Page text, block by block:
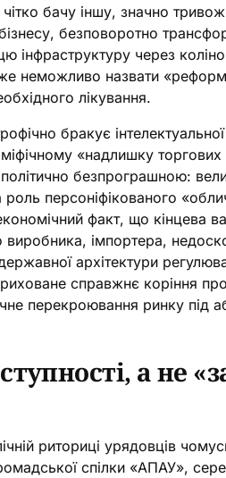
бачу іншу, значно
безповоротно
інфраструктуру через
неможливо назвати
лікування.
бракує
«надлишку торгових
політично безпрограшною:
роль персоніфікованого
факт, що кінцева
імпортера,
архітектури
справжнє коріння
перекроювання ринку під
а не
риториці урядовців
спілки «АПАУ»,